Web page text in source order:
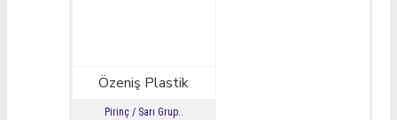
Özeniş Plastik
Pirinç / Sarı Grup..